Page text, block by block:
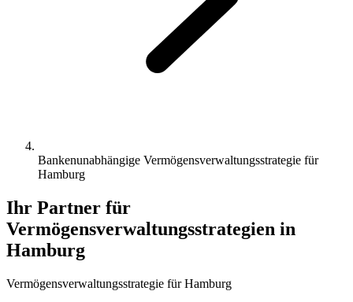
Bankenunabhängige Vermögensverwaltungsstrategie für
Hamburg
Ihr Partner für
Vermögensverwaltungsstrategien in
Hamburg
Vermögensverwaltungsstrategie fürHamburg